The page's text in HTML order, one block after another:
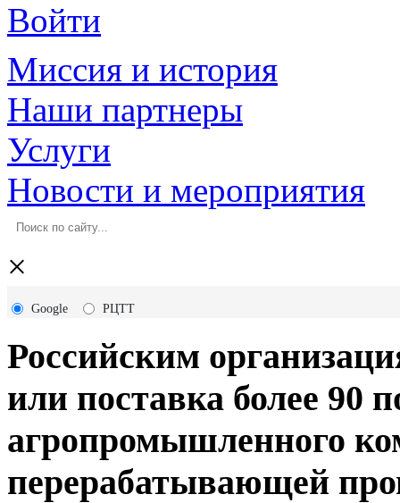
Войти
Миссия и история
Наши партнеры
Услуги
Новости и мероприятия
×
Google РЦТТ
Российским
или поставка более 90
агропромышленного
перерабатывающей